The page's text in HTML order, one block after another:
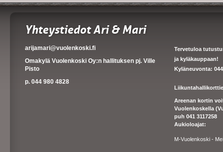
Yhteystiedot Ari & Mari
arijamari@vuolenkoski.fi
Omakylä Vuolenkoski Oy:n hallituksen pj. Ville
Pisto
p. 044 980 4828
Tervetuloa
ja kyläkauppaan!
Kyläneuvonta: 044
Areenan kortin
Vuolenkoskella
puh 041 3117258
Aukioloajat:
M-Vuolenkoski -